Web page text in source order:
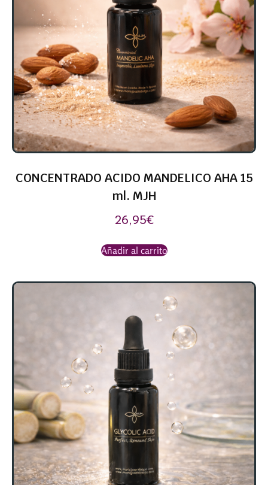
CONCENTRADO ACIDO MANDELICO AHA 15
ml. MJH
26,95€
Añadir al carrito